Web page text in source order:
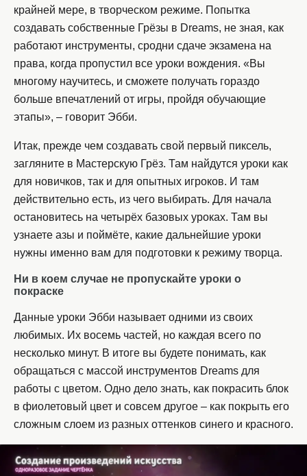
крайней мере, в творческом режиме. Попытка
создавать собственные Грёзы в Dreams, не зная, как
работают инструменты, сродни сдаче экзамена на
права, когда пропустил все уроки вождения. «Вы
многому научитесь, и сможете получать гораздо
больше впечатлений от игры, пройдя обучающие
этапы», – говорит Эбби.
Итак, прежде чем создавать свой первый пиксель,
загляните в Мастерскую Грёз. Там найдутся уроки как
для новичков, так и для опытных игроков. И там
действительно есть, из чего выбирать. Для начала
остановитесь на четырёх базовых уроках. Там вы
узнаете азы и поймёте, какие дальнейшие уроки
нужны именно вам для подготовки к режиму творца.
Ни в коем случае не пропускайте уроки о
покраске
Данные уроки Эбби называет одними из своих
любимых. Их восемь частей, но каждая всего по
несколько минут. В итоге вы будете понимать, как
обращаться с массой инструментов Dreams для
работы с цветом. Одно дело знать, как покрасить блок
в фиолетовый цвет и совсем другое – как покрыть его
сложным слоем из разных оттенков синего и красного.